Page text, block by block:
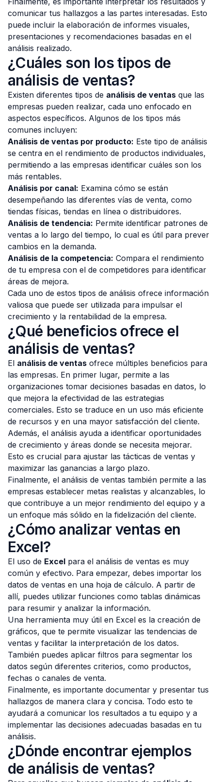
comunicar tus hallazgos a las partes interesadas. Esto
puede incluir la elaboración de informes visuales,
presentaciones y recomendaciones basadas en el
análisis realizado.
¿Cuáles son los tipos de
análisis de ventas?
Existen diferentes tipos de análisis de ventas que las
empresas pueden realizar, cada uno enfocado en
aspectos específicos. Algunos de los tipos más
comunes incluyen:
Análisis de ventas por producto: Este tipo de análisis
se centra en el rendimiento de productos individuales,
permitiendo a las empresas identificar cuáles son los
más rentables.
Análisis por canal: Examina cómo se están
desempeñando las diferentes vías de venta, como
tiendas físicas, tiendas en línea o distribuidores.
Análisis de tendencia: Permite identificar patrones de
ventas a lo largo del tiempo, lo cual es útil para prever
cambios en la demanda.
Análisis de la competencia: Compara el rendimiento
de tu empresa con el de competidores para identificar
áreas de mejora.
Cada uno de estos tipos de análisis ofrece información
valiosa que puede ser utilizada para impulsar el
crecimiento y la rentabilidad de la empresa.
¿Qué beneficios ofrece el
análisis de ventas?
El análisis de ventas ofrece múltiples beneficios para
las empresas. En primer lugar, permite a las
organizaciones tomar decisiones basadas en datos, lo
que mejora la efectividad de las estrategias
comerciales. Esto se traduce en un uso más eficiente
de recursos y en una mayor satisfacción del cliente.
Además, el análisis ayuda a identificar oportunidades
de crecimiento y áreas donde se necesita mejorar.
Esto es crucial para ajustar las tácticas de ventas y
maximizar las ganancias a largo plazo.
Finalmente, el análisis de ventas también permite a las
empresas establecer metas realistas y alcanzables, lo
que contribuye a un mejor rendimiento del equipo y a
un enfoque más sólido en la fidelización del cliente.
¿Cómo analizar ventas en
Excel?
El uso de Excel para el análisis de ventas es muy
común y efectivo. Para empezar, debes importar los
datos de ventas en una hoja de cálculo. A partir de
allí, puedes utilizar funciones como tablas dinámicas
para resumir y analizar la información.
Una herramienta muy útil en Excel es la creación de
gráficos, que te permite visualizar las tendencias de
ventas y facilitar la interpretación de los datos.
También puedes aplicar filtros para segmentar los
datos según diferentes criterios, como productos,
fechas o canales de venta.
Finalmente, es importante documentar y presentar tus
hallazgos de manera clara y concisa. Todo esto te
ayudará a comunicar los resultados a tu equipo y a
implementar las decisiones adecuadas basadas en tu
análisis.
¿Dónde encontrar ejemplos
de análisis de ventas?